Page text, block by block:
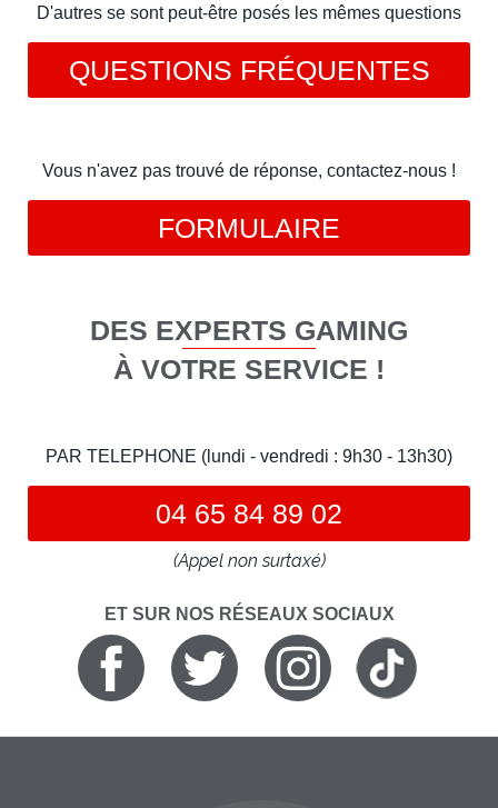
D'autres se sont peut-être posés les mêmes questions
QUESTIONS FRÉQUENTES
Vous n'avez pas trouvé de réponse, contactez-nous !
FORMULAIRE
DES EXPERTS GAMING
À VOTRE SERVICE !
PAR TELEPHONE (lundi - vendredi : 9h30 - 13h30)
04 65 84 89 02
(Appel non surtaxé)
ET SUR NOS RÉSEAUX SOCIAUX